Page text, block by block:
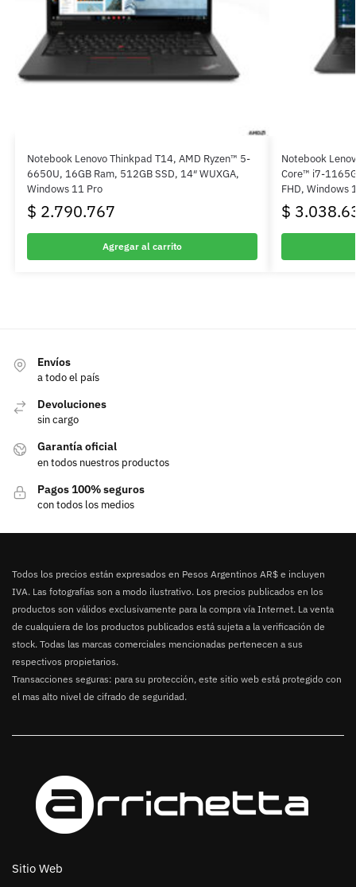
Notebook Lenovo Thinkpad T14, AMD Ryzen™ 5-
6650U, 16GB Ram, 512GB SSD, 14″ WUXGA,
Windows 11 Pro
$ 2.790.767
Agregar al carrito
Notebook
Core™ i7-
FHD, Windows
$
Envíos
a todo el país
Devoluciones
sin cargo
Garantía oficial
en todos nuestros productos
Pagos 100% seguros
con todos los medios
Todos los precios están expresados en Pesos Argentinos AR$ e incluyen
IVA. Las fotografías son a modo ilustrativo. Los precios publicados en los
productos son válidos exclusivamente para la compra vía Internet. La venta
de cualquiera de los productos publicados está sujeta a la verificación de
stock. Todas las marcas comerciales mencionadas pertenecen a sus
respectivos propietarios.
Transacciones seguras: para su protección, este sitio web está protegido con
el mas alto nivel de cifrado de seguridad.
Sitio Web